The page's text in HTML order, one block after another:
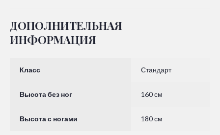
ДОПОЛНИТЕЛЬНАЯ
ИНФОРМАЦИЯ
Класс Стандарт
Высота без ног 160 см
Высота с ногами 180 см